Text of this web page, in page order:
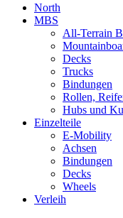
North
MBS
All-Terrain
Decks
Trucks
Bindungen
Rollen,
Hubs und
Einzelteile
E-Mobility
Achsen
Bindungen
Decks
Wheels
Verleih